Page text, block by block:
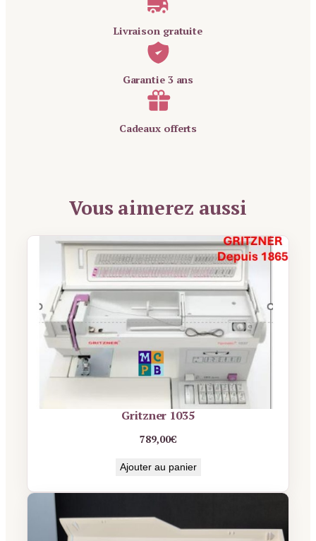
Livraison gratuite
Garantie 3 ans
Cadeaux offerts
Vous aimerez aussi
Gritzner 1035
789,00€
Ajouter au panier